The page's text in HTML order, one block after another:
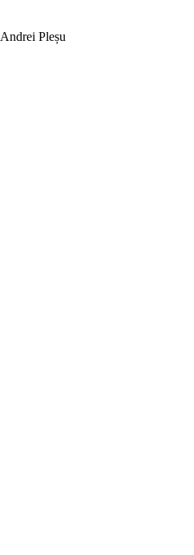
Andrei Pleșu